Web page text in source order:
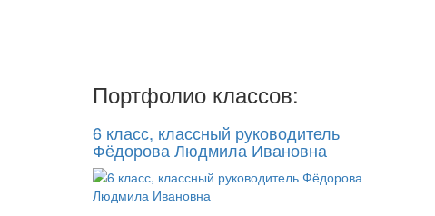
Портфолио классов:
6 класс, классный руководитель
Фёдорова Людмила Ивановна